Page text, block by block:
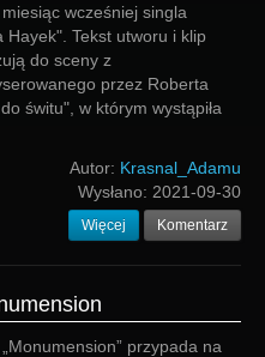
wcześniej singla
Hayek". Tekst utworu i klip
do sceny z
przez Roberta
świtu", w którym wystąpiła
Autor: Krasnal_Adamu
Wysłano: 2021-09-30
Więcej Komentarz
przypada na